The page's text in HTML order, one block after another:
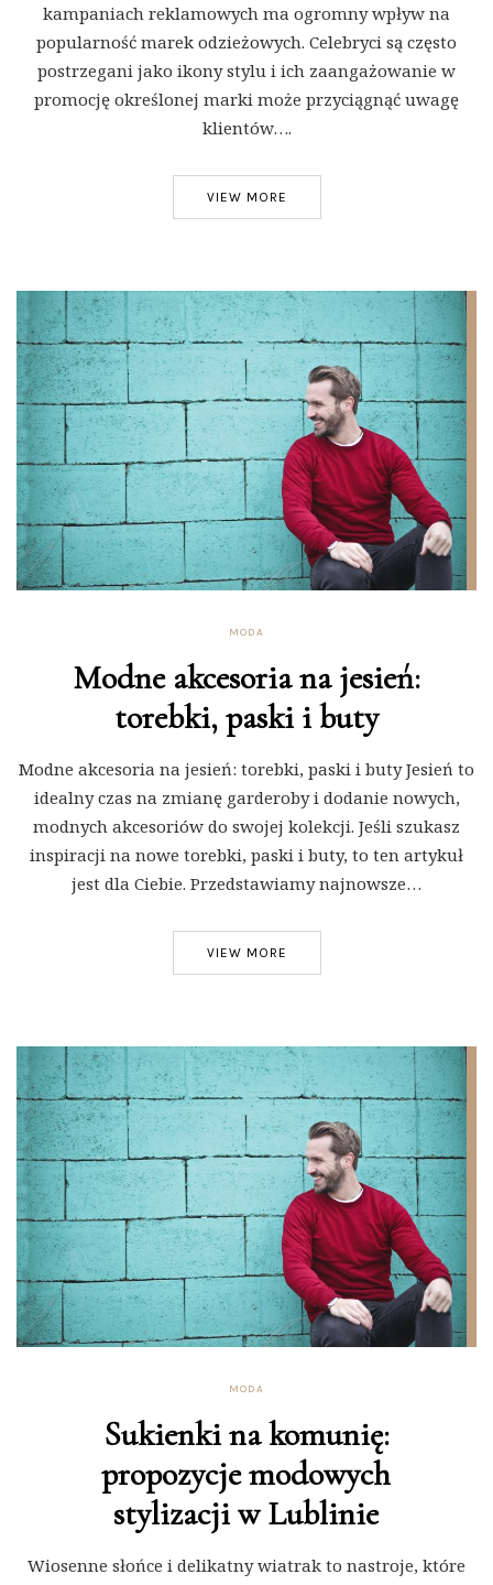
kampaniach reklamowych ma ogromny wpływ na
popularność marek odzieżowych. Celebryci są często
postrzegani jako ikony stylu i ich zaangażowanie w
promocję określonej marki może przyciągnąć uwagę
klientów….
VIEW MORE
MODA
Modne akcesoria na jesień:
torebki, paski i buty
Modne akcesoria na jesień: torebki, paski i buty Jesień to
idealny czas na zmianę garderoby i dodanie nowych,
modnych akcesoriów do swojej kolekcji. Jeśli szukasz
inspiracji na nowe torebki, paski i buty, to ten artykuł
jest dla Ciebie. Przedstawiamy najnowsze…
VIEW MORE
MODA
Sukienki na komunię:
propozycje modowych
stylizacji w Lublinie
Wiosenne słońce i delikatny wiatrak to nastroje, które